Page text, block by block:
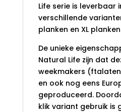
Life serie is leverbaar
verschillende
planken en XL
De unieke
Natural Life zijn dat
weekmakers
en ook nog eens
geproduceerd.
klik variant gebruik is